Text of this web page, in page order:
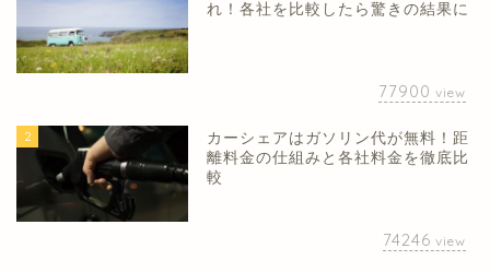
れ！各社を比較したら驚きの結果に
77900 view
2
カーシェアはガソリン代が無料！距
離料金の仕組みと各社料金を徹底比
較
74246 view